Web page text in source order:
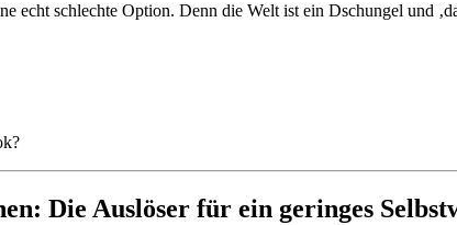
echt schlechte Option. Denn die Welt ist ein Dschungel und
Die Auslöser für ein geringes